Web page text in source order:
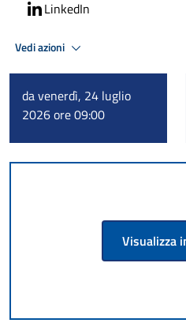
LinkedIn
Vedi azioni
da venerdì, 24 luglio
2026 ore 09:00
Visualizza